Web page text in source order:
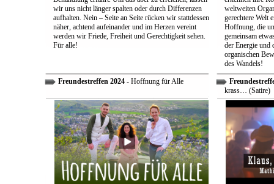
wir uns nicht länger spalten oder durch Differenzen
aufhalten. Nein – Seite an Seite rücken wir stattdessen
näher, achtend aufeinander und im Herzen vereint
werden wir Friede, Freiheit und Gerechtigkeit sehen.
Für alle!
weltweiten
gerechtere Welt
Hoffnung, die
gemeinsam
der Energie und
organischen
des Wandels!
Freundestreffen 2024- Hoffnung für Alle
krass… (Satire)